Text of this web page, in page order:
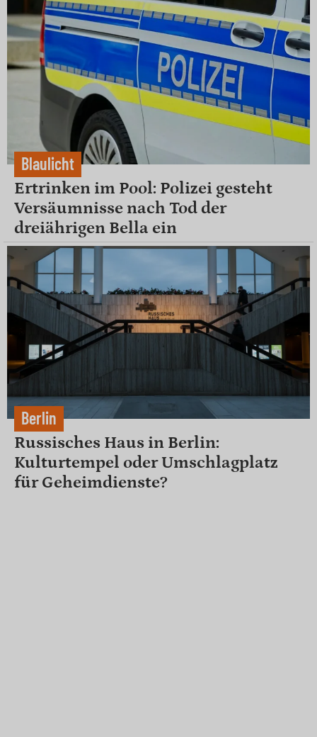
Blaulicht
Ertrinken im Pool: Polizei gesteht
Versäumnisse nach Tod der
dreiährigen Bella ein
Berlin
Russisches Haus in Berlin:
Kulturtempel oder Umschlagplatz
für Geheimdienste?